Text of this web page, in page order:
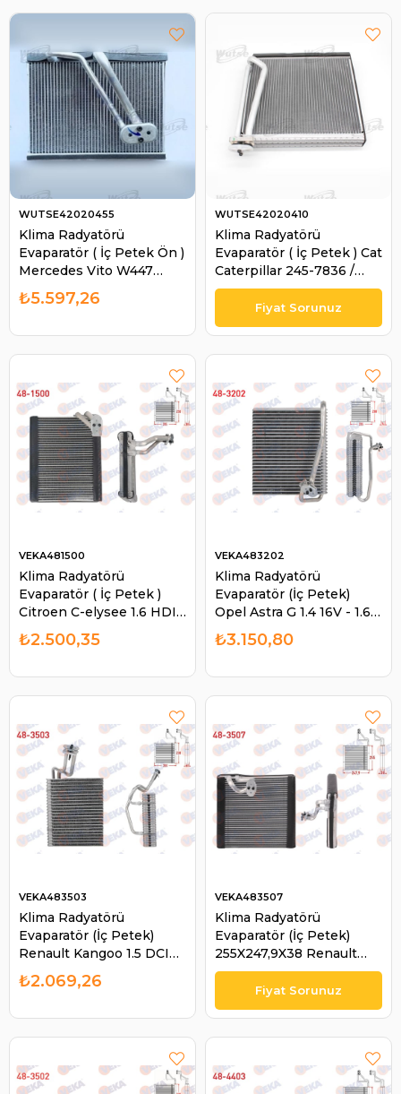
Klima Radyatörü
Evaparatör ( İç Petek Ön )
Mercedes Vito W447
A0008304801 | WUTSE
42020455
WUTSE42020455
₺5.597,26
Klima Radyatörü
Evaparatör ( İç Petek ) Cat
Caterpillar 245-7836 /
353-5121 / 2457836 /
3535121 | WUTSE
42020410
WUTSE42020410
Klima Radyatörü
Evaparatör ( İç Petek )
Citroen C-elysee 1.6 HDI -
1.6 Vtı 2012- / Peugeot
301 1.6 HDI - 1.6 Vtı 2012-
VEKA481500
₺2.500,35
Klima Radyatörü
Evaparatör (İç Petek)
Opel Astra G 1.4 16V - 1.6
16V 2005-2009 / Astra F
Classıc 1.4İ 1998-2002 /
VEKA483202
₺3.150,80
Klima Radyatörü
Evaparatör (İç Petek)
Renault Kangoo 1.5 DCI
-1.6 16V 1998-2008 /
Kangoo 1.9 DCI 2001- /
VEKA483503
₺2.069,26
Klima Radyatörü
Evaparatör (İç Petek)
255X247,9X38 Renault
Master III 2010-2019 |
VEKA 483507
VEKA483507